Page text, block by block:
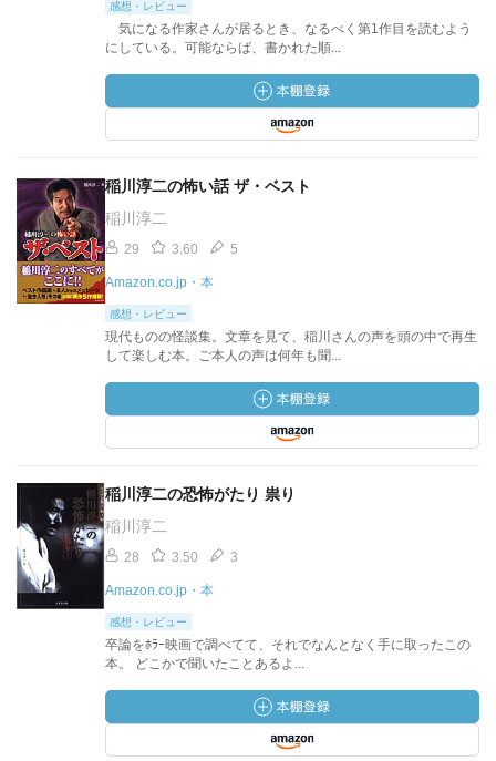
感想・レビュー
気になる作家さんが居るとき、なるべく第1作目を読むよう
にしている。可能ならば、書かれた順...
稲川淳二の怖い話 ザ・ベスト
稲川淳二
29 3.60 5
Amazon.co.jp・本
感想・レビュー
現代ものの怪談集。文章を見て、稲川さんの声を頭の中で再生
して楽しむ本。ご本人の声は何年も聞...
稲川淳二の恐怖がたり 祟り
稲川淳二
28 3.50 3
Amazon.co.jp・本
感想・レビュー
卒論をﾎﾗｰ映画で調べてて、それでなんとなく手に取ったこの
本。 どこかで聞いたことあるよ...